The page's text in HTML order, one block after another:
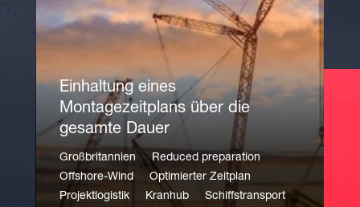
Einhaltung eines
Montagezeitplans über die
gesamte Dauer
Großbritannien
Reduced preparation
Offshore-Wind
Optimierter Zeitplan
Projektlogistik
Kranhub Schiffstransport